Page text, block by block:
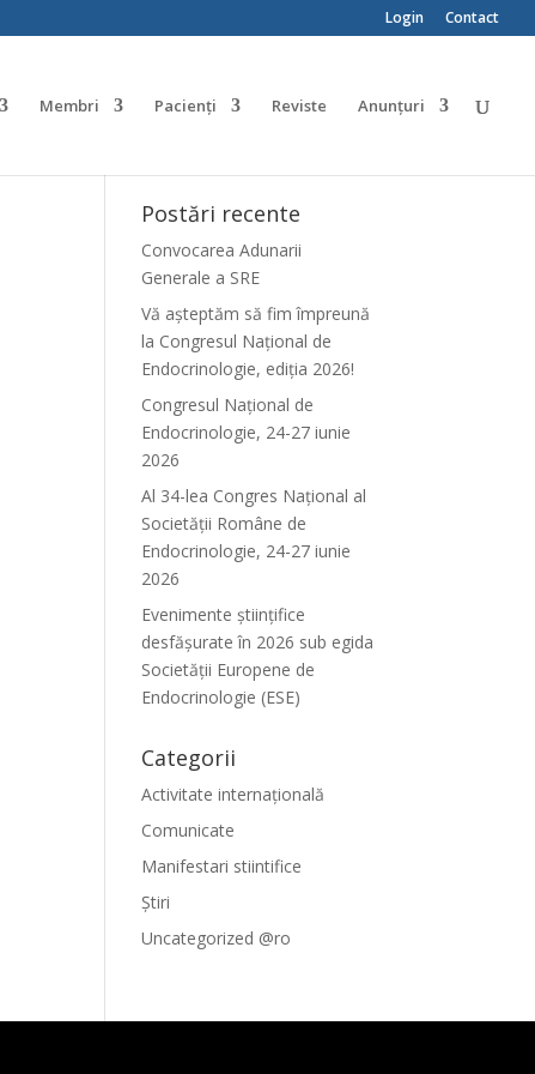
Login Contact
Membri Pacienți Reviste Anunțuri
Postări recente
Convocarea Adunarii
Generale a SRE
Vă așteptăm să fim împreună
la Congresul Național de
Endocrinologie, ediția 2026!
Congresul Național de
Endocrinologie, 24-27 iunie
2026
Al 34-lea Congres Național al
Societății Române de
Endocrinologie, 24-27 iunie
2026
Evenimente ştiinţifice
desfăşurate în 2026 sub egida
Societăţii Europene de
Endocrinologie (ESE)
Categorii
Activitate internațională
Comunicate
Manifestari stiintifice
Știri
Uncategorized @ro